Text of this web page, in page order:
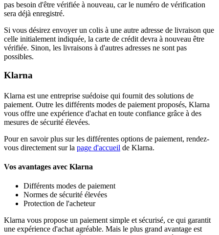
pas besoin d'être vérifiée à nouveau, car le numéro de vérification
sera déjà enregistré.
Si vous désirez envoyer un colis à une autre adresse de livraison que
celle initialement indiquée, la carte de crédit devra à nouveau être
vérifiée. Sinon, les livraisons à d'autres adresses ne sont pas
possibles.
Klarna
Klarna est une entreprise suédoise qui fournit des solutions de
paiement. Outre les différents modes de paiement proposés, Klarna
vous offre une expérience d'achat en toute confiance grâce à des
mesures de sécurité élevées.
Pour en savoir plus sur les différentes options de paiement, rendez-
vous directement sur la page d'accueil de Klarna.
Vos avantages avec Klarna
Différents modes de paiement
Normes de sécurité élevées
Protection de l'acheteur
Klarna vous propose un paiement simple et sécurisé, ce qui garantit
une expérience d'achat agréable. Mais le plus grand avantage est